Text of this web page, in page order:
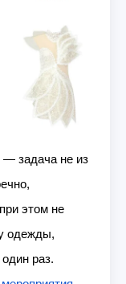
— задача не из
этом не
одежды,
раз.